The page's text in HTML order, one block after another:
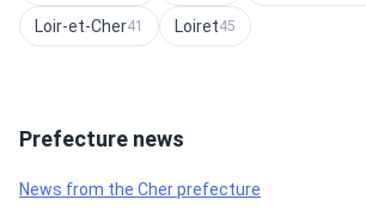
Loir-et-Cher41 Loiret45
Prefecture news
News from the Cher prefecture